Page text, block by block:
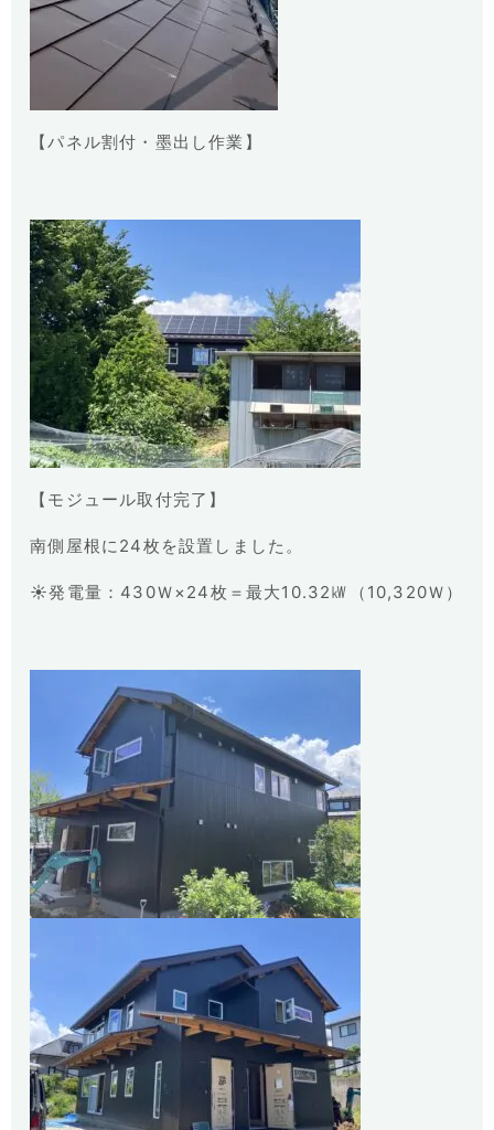
【パネル割付・墨出し作業】
【モジュール取付完了】
南側屋根に24枚を設置しました。
☀発電量：430Ｗ×24枚＝最大10.32㎾（10,320Ｗ）